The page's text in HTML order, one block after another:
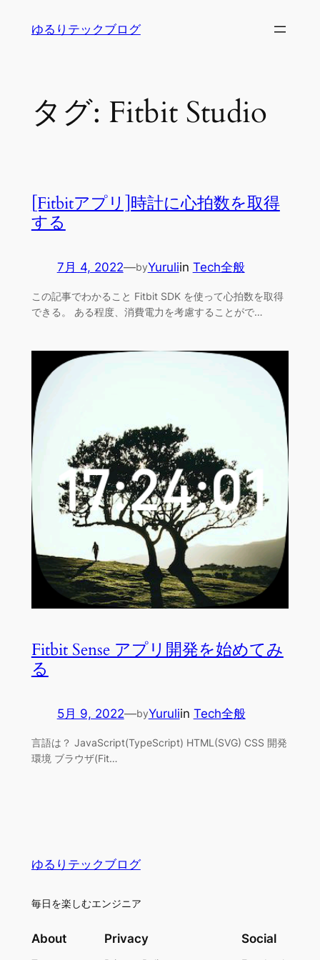
ゆるりテックブログ
タグ: Fitbit Studio
[Fitbitアプリ]時計に心拍数を取得
する
7月 4, 2022—byYuruliin Tech全般
この記事でわかること Fitbit SDK を使って心拍数を取得
できる。 ある程度、消費電力を考慮することがで…
Fitbit Sense アプリ開発を始めてみ
る
5月 9, 2022—byYuruliin Tech全般
言語は？ JavaScript(TypeScript) HTML(SVG) CSS 開発
環境 ブラウザ(Fit…
ゆるりテックブログ
毎日を楽しむエンジニア
About Privacy Social